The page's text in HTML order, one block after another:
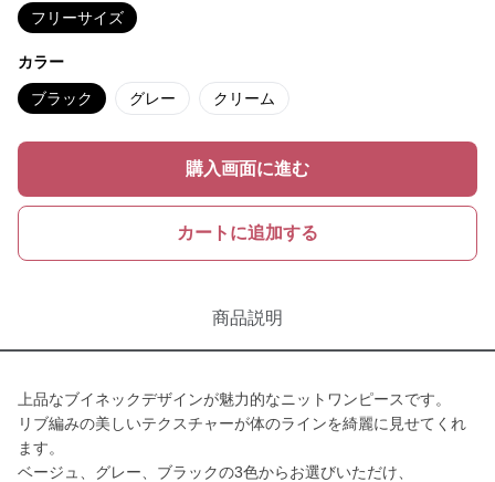
フリーサイズ
カラー
ブラック グレー クリーム
購入画面に進む
カートに追加する
商品説明
上品なブイネックデザインが魅力的なニットワンピースです。
リブ編みの美しいテクスチャーが体のラインを綺麗に見せてくれ
ます。
ベージュ、グレー、ブラックの3色からお選びいただけ、